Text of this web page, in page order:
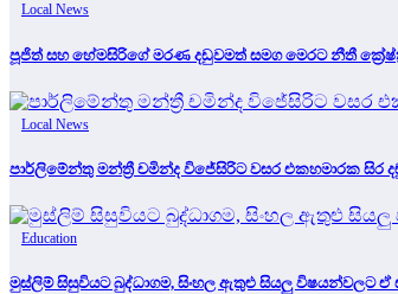
Local News
පූජිත් සහ හේමසිරිගේ මරණ දඩුවමත් සමග මෙරට නීතී
Local News
පාර්ලිමේන්තු මන්ත්‍රී චමින්ද විජේසිරිට වසර එකහමාරක සිර
Education
මුස්ලිම් සිසුවියට බුද්ධාගම, සිංහල ඇතුළු සියලු විෂයන්වලට ඒ